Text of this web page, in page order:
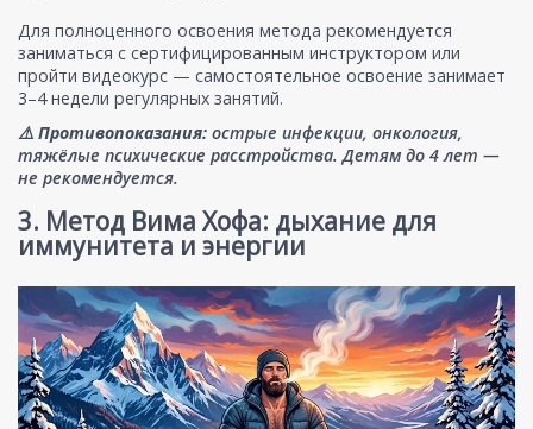
Для полноценного освоения метода рекомендуется
заниматься с сертифицированным инструктором или
пройти видеокурс — самостоятельное освоение занимает
3–4 недели регулярных занятий.
⚠️ Противопоказания: острые инфекции, онкология,
тяжёлые психические расстройства. Детям до 4 лет —
не рекомендуется.
3. Метод Вима Хофа: дыхание для
иммунитета и энергии